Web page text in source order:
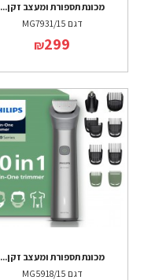
מכונת תספורת ומעצב זקן...
דגם MG7931/15
₪299
מכונת תספורת ומעצב זקן...
דגם MG5918/15